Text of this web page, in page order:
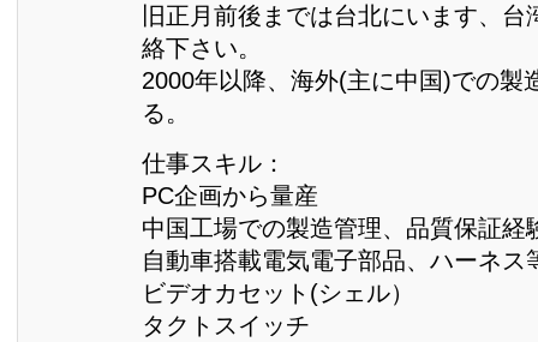
旧正月前後までは台北にいます、台
絡下さい。
2000年以降、海外(主に中国)での製
る。
仕事スキル：
PC企画から量産
中国工場での製造管理、品質保証
自動車搭載電気電子部品、ハーネス
ビデオカセット(シェル）
タクトスイッチ